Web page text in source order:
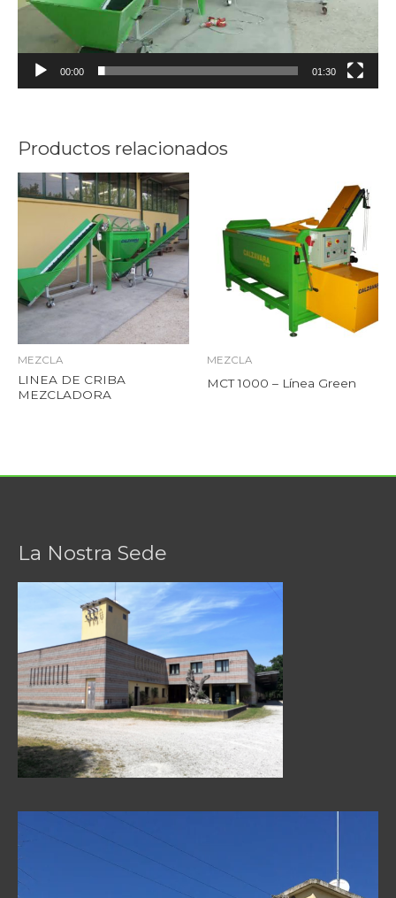
00:00 01:30
Productos relacionados
MEZCLA
LINEA DE CRIBA
MEZCLADORA
MEZCLA
MCT 1000 – Línea Green
La Nostra Sede
de